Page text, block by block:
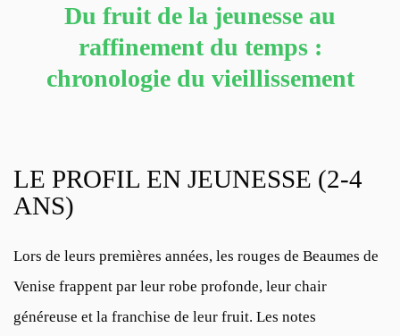
Du fruit de la jeunesse au
raffinement du temps :
chronologie du vieillissement
LE PROFIL EN JEUNESSE (2-4
ANS)
Lors de leurs premières années, les rouges de Beaumes de
Venise frappent par leur robe profonde, leur chair
généreuse et la franchise de leur fruit. Les notes